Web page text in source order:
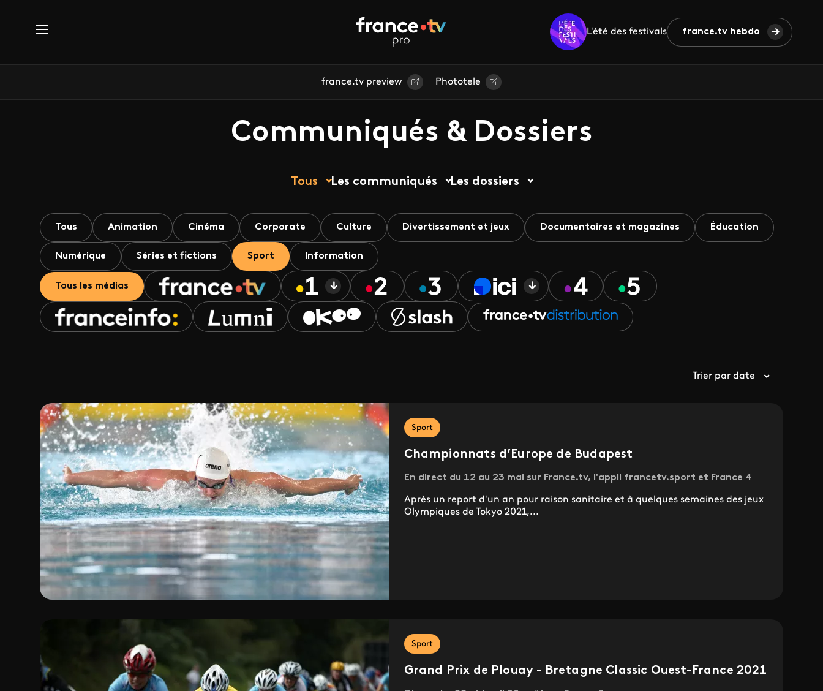
L'été des festivals france.tv hebdo
france.tv preview Phototele
Communiqués & Dossiers
Tous Les communiqués Les dossiers
Tous Animation Cinéma Corporate Culture Divertissement et jeux Documentaires et magazines Éducation
Numérique Séries et fictions Sport Information
Tous les médias
Trier par date
Sport
Championnats d’Europe de Budapest
En direct du 12 au 23 mai sur France.tv, l'appli francetv.sport et France 4
Après un report d'un an pour raison sanitaire et à quelques semaines des jeux
Olympiques de Tokyo 2021,...
Sport
Grand Prix de Plouay - Bretagne Classic Ouest-France 2021